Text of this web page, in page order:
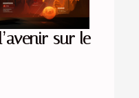
sur le